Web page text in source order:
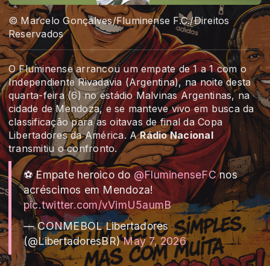
© Marcelo Gonçalves/Fluminense F.C./Direitos
Reservados
O Fluminense arrancou um empate de 1 a 1 com o
Independiente Rivadavia (Argentina), na noite desta
quarta-feira (6) no estádio Malvinas Argentinas, na
cidade de Mendoza, e se manteve vivo em busca da
classificação para as oitavas de final da Copa
Libertadores da América. ARádio Nacional
transmitiu o confronto.
⚽ Empate heroico do@FluminenseFCnos
acréscimos em Mendoza!
pic.twitter.com/vVimU5aumB
— CONMEBOL Libertadores
(@LibertadoresBR)May 7, 2026